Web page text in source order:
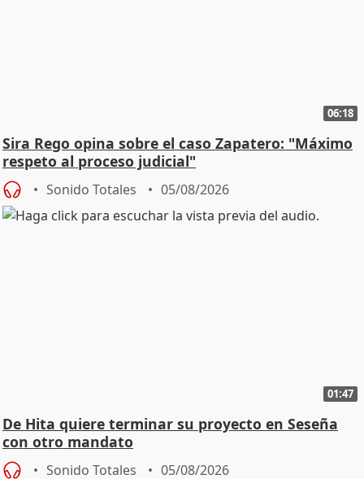
06:18
Sira Rego opina sobre el caso Zapatero: "Máximo
respeto al proceso judicial"
Sonido Totales 05/08/2026
01:47
De Hita quiere terminar su proyecto en Seseña
con otro mandato
Sonido Totales 05/08/2026